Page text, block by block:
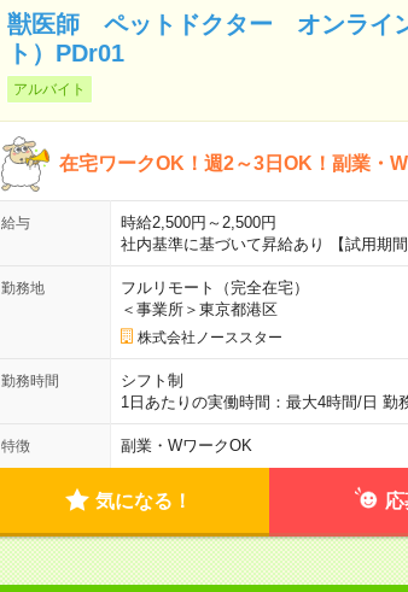
獣医師 ペットドクター オンライ
ト）PDr01
アルバイト
在宅ワークOK！週2～3日OK！副業・
給与
時給2,500円～2,500円
社内基準に基づいて昇給あり 【試用期
勤務地
フルリモート（完全在宅）
＜事業所＞東京都港区
株式会社ノーススター
勤務時間
シフト制
1日あたりの実働時間：最大4時間/日 勤
特徴 副業・WワークOK
気になる！